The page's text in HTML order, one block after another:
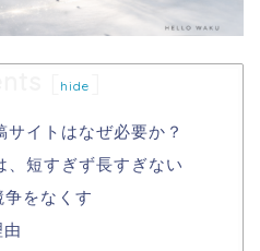
hide
イトはなぜ必要か？
、短すぎず長すぎない
をなくす